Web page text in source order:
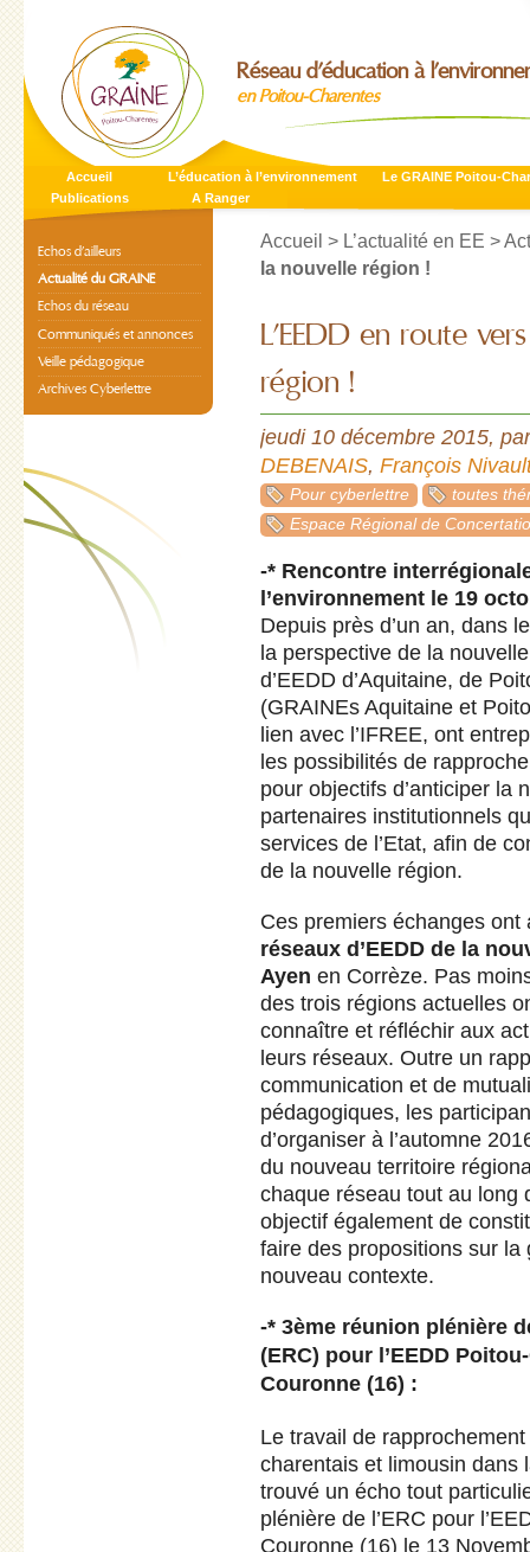
Réseau d’éducation à
en Poitou-Charentes
Accueil L’éducation à l’environnement
Le GRAINE Poitou-
Publications
A Ranger
Accueil > L’actualité en EE >
la nouvelle région !
L’EEDD en route
région !
jeudi 10 décembre 2015,
DEBENAIS, François
Pour cyberlettre
toutes
Espace Régional de
-* Rencontre
l’environnement le 19
Depuis près d’un an, dans
la perspective de la
d’EEDD d’Aquitaine, de
(GRAINEs Aquitaine et
lien avec l’IFREE, ont
les possibilités de
pour objectifs d’anticiper la
partenaires institutionnels
services de l’Etat, afin de
de la nouvelle région.
Ces premiers échanges
réseaux d’EEDD de la
Ayen en Corrèze. Pas
des trois régions actuelles
connaître et réfléchir aux
leurs réseaux. Outre un
communication et de
pédagogiques, les
d’organiser à l’automne
du nouveau territoire
chaque réseau tout au long
objectif également de
faire des propositions sur
nouveau contexte.
-* 3ème réunion plénière
(ERC) pour l’EEDD
Couronne (16) :
Le travail de
charentais et limousin dans
trouvé un écho tout
plénière de l’ERC pour
Couronne (16) le 13
Echos d’ailleurs
Actualité du GRAINE
Echos du réseau
Communiqués et annonces
Veille pédagogique
Archives Cyberlettre